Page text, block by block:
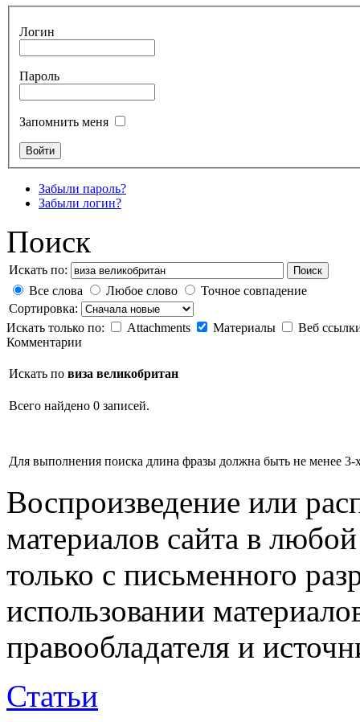
Логин
Пароль
Запомнить меня
Забыли пароль?
Забыли логин?
Поиск
Искать по: Поиск
Все слова Любое слово
Точное совпадение
Сортировка:
Искать только по:
Attachments Материалы
Веб
Комментарии
Искать по виза великобритан
Всего найдено 0 записей.
Для выполнения поиска длина фразы должна быть не менее 3-
Воспроизведение или
материалов сайта в
только с письменного
использовании
правообладателя и
Статьи